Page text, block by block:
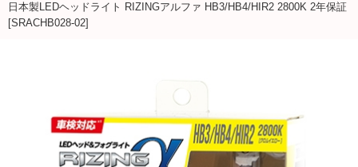
日本製LEDヘッドライト RIZINGアルファ HB3/HB4/HIR2 2800K 2年保証
[SRACHB028-02]